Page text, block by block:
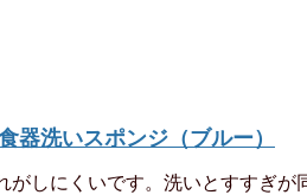
器洗いスポンジ（ブルー）
がしにくいです。洗いとすすぎが